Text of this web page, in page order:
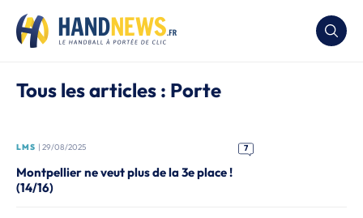
Tous les articles : Porte
LMS | 29/08/2025 7
Montpellier ne veut plus de la 3e place !
(14/16)